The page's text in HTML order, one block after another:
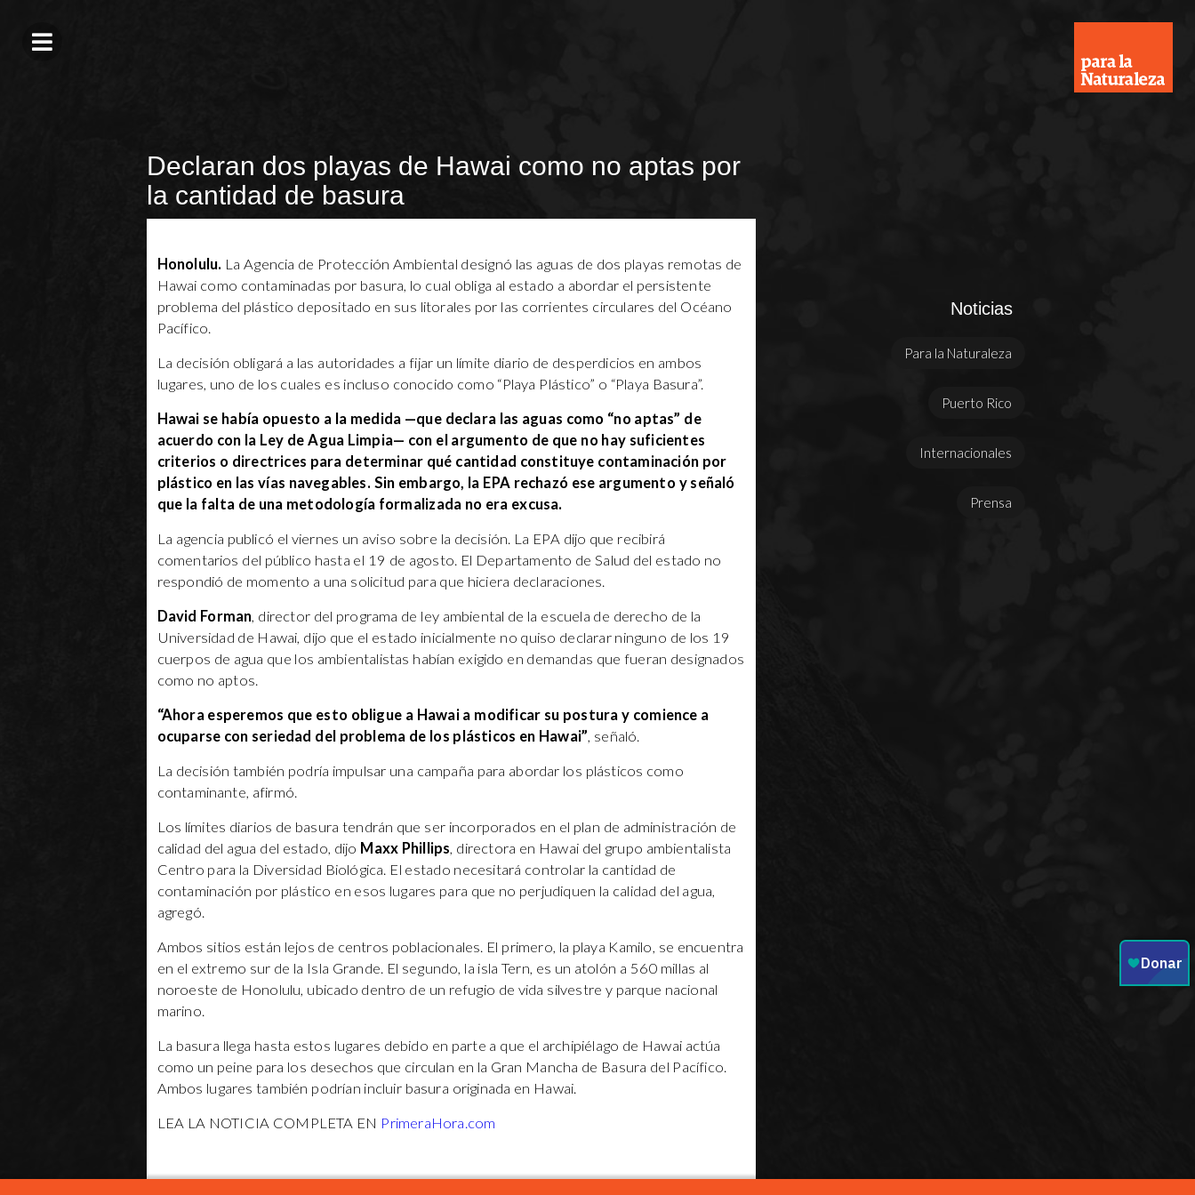
Declaran dos playas de Hawai como no aptas por
la cantidad de basura
Honolulu. La Agencia de Protección Ambiental designó las aguas de dos playas remotas de
Hawai como contaminadas por basura, lo cual obliga al estado a abordar el persistente
problema del plástico depositado en sus litorales por las corrientes circulares del Océano
Pacífico.
La decisión obligará a las autoridades a fijar un límite diario de desperdicios en ambos
lugares, uno de los cuales es incluso conocido como “Playa Plástico” o “Playa Basura”.
Hawai se había opuesto a la medida —que declara las aguas como “no aptas” de
acuerdo con la Ley de Agua Limpia— con el argumento de que no hay suficientes
criterios o directrices para determinar qué cantidad constituye contaminación por
plástico en las vías navegables. Sin embargo, la EPA rechazó ese argumento y señaló
que la falta de una metodología formalizada no era excusa.
La agencia publicó el viernes un aviso sobre la decisión. La EPA dijo que recibirá
comentarios del público hasta el 19 de agosto. El Departamento de Salud del estado no
respondió de momento a una solicitud para que hiciera declaraciones.
David Forman, director del programa de ley ambiental de la escuela de derecho de la
Universidad de Hawai, dijo que el estado inicialmente no quiso declarar ninguno de los 19
cuerpos de agua que los ambientalistas habían exigido en demandas que fueran designados
como no aptos.
“Ahora esperemos que esto obligue a Hawai a modificar su postura y comience a
ocuparse con seriedad del problema de los plásticos en Hawai”, señaló.
La decisión también podría impulsar una campaña para abordar los plásticos como
contaminante, afirmó.
Los límites diarios de basura tendrán que ser incorporados en el plan de administración de
calidad del agua del estado, dijo Maxx Phillips, directora en Hawai del grupo ambientalista
Centro para la Diversidad Biológica. El estado necesitará controlar la cantidad de
contaminación por plástico en esos lugares para que no perjudiquen la calidad del agua,
agregó.
Ambos sitios están lejos de centros poblacionales. El primero, la playa Kamilo, se encuentra
en el extremo sur de la Isla Grande. El segundo, la isla Tern, es un atolón a 560 millas al
noroeste de Honolulu, ubicado dentro de un refugio de vida silvestre y parque nacional
marino.
La basura llega hasta estos lugares debido en parte a que el archipiélago de Hawai actúa
como un peine para los desechos que circulan en la Gran Mancha de Basura del Pacífico.
Ambos lugares también podrían incluir basura originada en Hawai.
LEA LA NOTICIA COMPLETA EN PrimeraHora.com
Noticias
Para la Naturaleza
Puerto Rico
Internacionales
Prensa